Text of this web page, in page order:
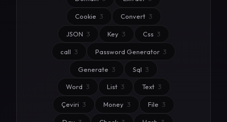
Cookie 3 Convert 3
JSON 3 Key 3 Css 3
call 3 Password Generator 3
Generate 3 Sql 3
Word 3 List 3 Text 3
Çeviri 3 Money 3 File 3